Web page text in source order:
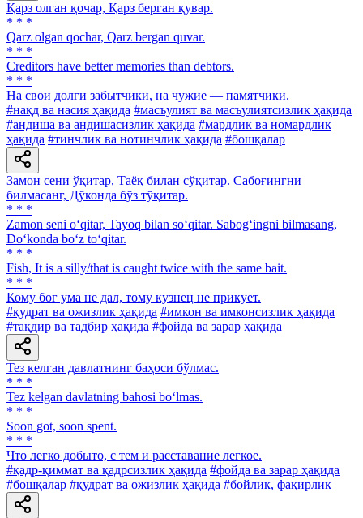
Қарз олган қочар, Қарз берган қувар.
* * *
Qarz olgan qochar, Qarz bergan quvar.
* * *
Creditors have better memories than debtors.
* * *
Ha свои долги забытчики, на чужие — памятчики.
#нақд ва насия ҳақида #масъулият ва масъулиятсизлик ҳақида
#андиша ва андишасизлик ҳақида #мардлик ва номардлик
ҳақида #тинчлик ва нотинчлик ҳақида #бошқалар
Замон сени ўқитар, Таёқ билан сўқитар. Сабоғингни
билмасанг, Дўконда бўз тўқитар.
* * *
Zamon seni o‘qitar, Tayoq bilan so‘qitar. Sabog‘ingni bilmasang,
Do‘konda bo‘z to‘qitar.
* * *
Fish, It is a silly/that is caught twice with the same bait.
* * *
Кому бог ума не дал, тому кузнец не прикует.
#қудрат ва ожизлик ҳақида #имкон ва имконсизлик ҳақида
#тақдир ва тадбир ҳақида #фойда ва зарар ҳақида
Тез келган давлатнинг баҳоси бўлмас.
* * *
Tez kelgan davlatning bahosi bo‘lmas.
* * *
Soon got, soon spent.
* * *
Что легко добыто, с тем и расставание легкое.
#қадр-қиммат ва қадрсизлик ҳақида #фойда ва зарар ҳақида
#бошқалар #қудрат ва ожизлик ҳақида #бойлик, фақирлик